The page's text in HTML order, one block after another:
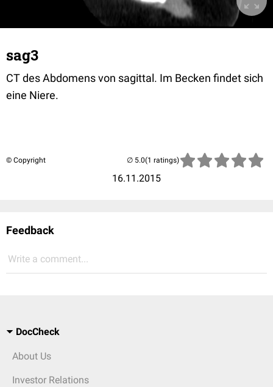
sag3
CT des Abdomens von sagittal. Im Becken findet sich
eine Niere.
© Copyright
16.11.2015
(1 ratings)
Feedback
Write a comment...
DocCheck
About Us
Investor Relations